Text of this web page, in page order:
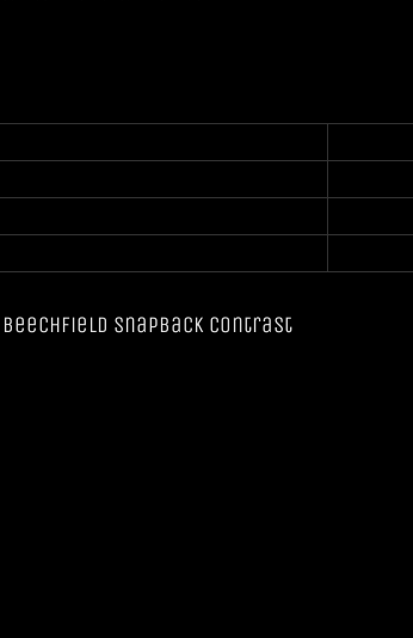
Beechfield SnapBack Contrast